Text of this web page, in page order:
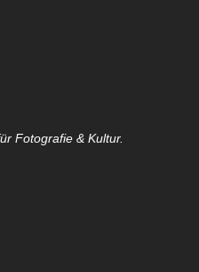
Fotografie & Kultur.